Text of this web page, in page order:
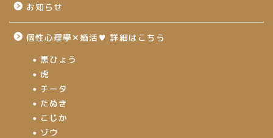
お知らせ
個性心理學✕婚活♥ 詳細はこちら
黒ひょう
虎
チータ
たぬき
こじか
ゾウ